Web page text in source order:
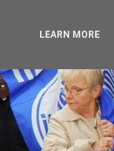
LEARN MORE